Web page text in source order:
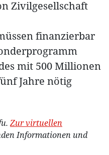
Zivilgesellschaft
finanzierbar
mit 500 Millionen
Jahre nötig
Zur virtuellen
Informationen und